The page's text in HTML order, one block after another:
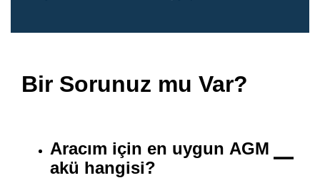
Bir Sorunuz mu Var?
Aracım için en uygun AGM
akü hangisi?